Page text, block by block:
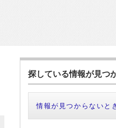
探している情報が見つ
情報が見つからないと